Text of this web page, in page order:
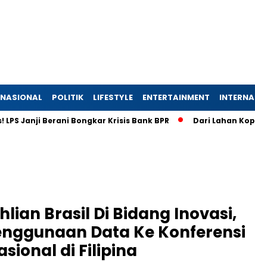
NASIONAL POLITIK LIFESTYLE ENTERTAINMENT
Berani Bongkar Krisis Bank BPR Dari Lahan Kopi ke
Brasil Di Bidang Inovasi,
Data Ke Konferensi
di Filipina